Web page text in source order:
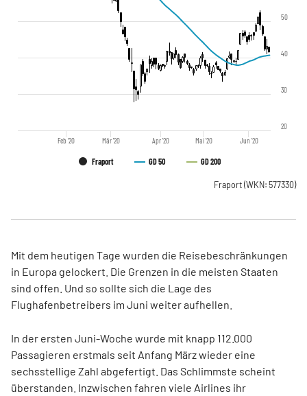
Fraport GD 50 GD 200
Feb '20 Mär '20 Apr '20 Mai '20 Jun '20
20
30
40
50
Fraport (WKN: 577330)
Mit dem heutigen Tage wurden die Reisebeschränkungen
in Europa gelockert. Die Grenzen in die meisten Staaten
sind offen. Und so sollte sich die Lage des
Flughafenbetreibers im Juni weiter aufhellen.
In der ersten Juni-Woche wurde mit knapp 112.000
Passagieren erstmals seit Anfang März wieder eine
sechsstellige Zahl abgefertigt. Das Schlimmste scheint
überstanden. Inzwischen fahren viele Airlines ihr